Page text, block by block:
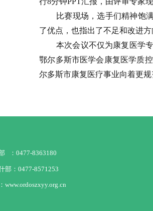
比赛现场，选手们精神饱
了优点，也指出了不足和改进
本次会议不仅为康复医学
鄂尔多斯市医学会康复医学质
尔多斯市康复医疗事业向着更
：0477-8363180
部：0477-8571253
www.ordoszxyy.org.cn